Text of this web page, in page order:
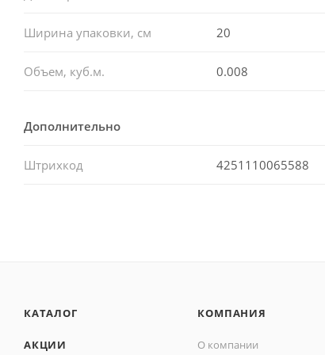
Ширина упаковки, см 20
Объем, куб.м. 0.008
Дополнительно
Штрихкод 4251110065588
КАТАЛОГ
АКЦИИ
КОМПАНИЯ
О компании